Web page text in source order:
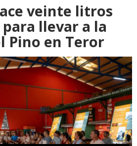
veinte litros
llevar a la
Pino en Teror